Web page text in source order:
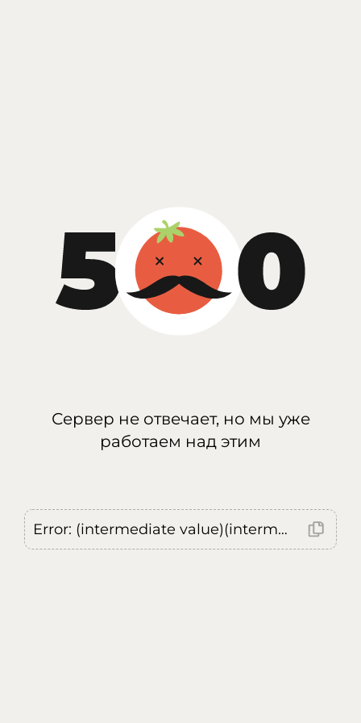
Сервер не отвечает, но мы уже
работаем над этим
Error: (intermediate value)(intermediate value)(intermediate value).replaceAll is not a function